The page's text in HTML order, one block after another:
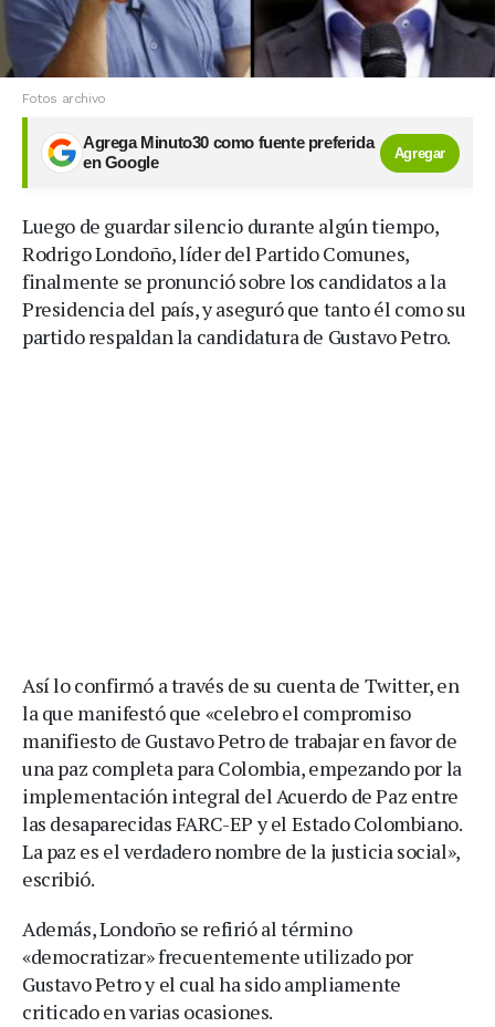
Fotos archivo
Agrega Minuto30 como fuente preferida
en Google
Agregar
Luego de guardar silencio durante algún tiempo,
Rodrigo Londoño, líder del Partido Comunes,
finalmente se pronunció sobre los candidatos a la
Presidencia del país, y aseguró que tanto él como su
partido respaldan la candidatura de Gustavo Petro.
Así lo confirmó a través de su cuenta de Twitter, en
la que manifestó que «celebro el compromiso
manifiesto de Gustavo Petro de trabajar en favor de
una paz completa para Colombia, empezando por la
implementación integral del Acuerdo de Paz entre
las desaparecidas FARC-EP y el Estado Colombiano.
La paz es el verdadero nombre de la justicia social»,
escribió.
Además, Londoño se refirió al término
«democratizar» frecuentemente utilizado por
Gustavo Petro y el cual ha sido ampliamente
criticado en varias ocasiones.